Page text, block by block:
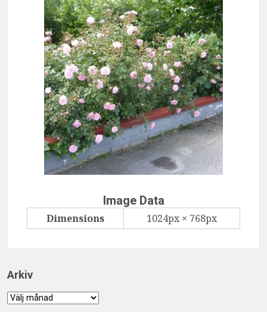
Image Data
Dimensions 1024px × 768px
Arkiv
Arkiv